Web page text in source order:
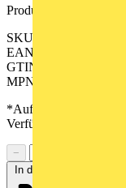
Produktkennzeichen
SKU: 2529310000
EAN: 04050118539387
GTIN:
MPN: SV-SMT
*Auf Anfrage
Verfügbarkeit zu prüfen
−
In den Warenkorb